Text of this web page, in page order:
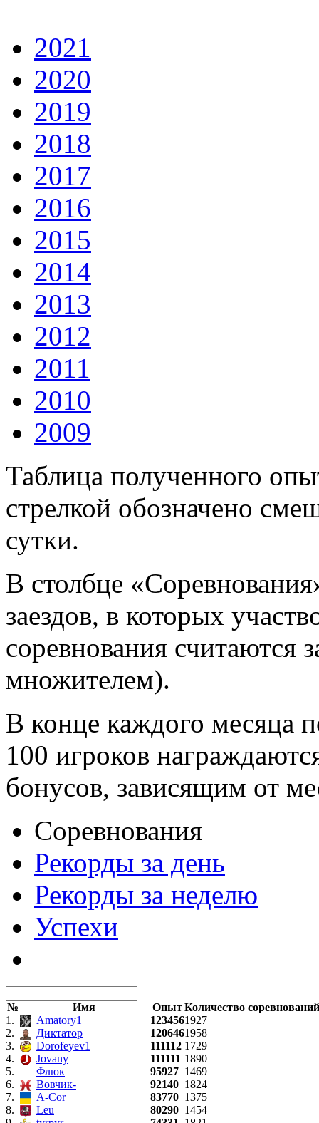
2021
2020
2019
2018
2017
2016
2015
2014
2013
2012
2011
2010
2009
Таблица полученного
стрелкой обозначено
сутки.
В столбце
заездов, в которых
соревнования считаются
множителем).
В конце каждого месяца
100 игроков
бонусов, зависящим от
Соревнования
Рекорды за день
Рекорды за неделю
Успехи
№ Имя ОпытКоличество соревнований
1.
Amatory1 1234561927
2.
Диктатор 1206461958
3.
Dorofeyev1 111112 1729
4.
Jovany 111111 1890
5.
Флюк 95927 1469
6.
Вовчик- 92140 1824
7.
A-Cor 83770 1375
8.
Leu 80290 1454